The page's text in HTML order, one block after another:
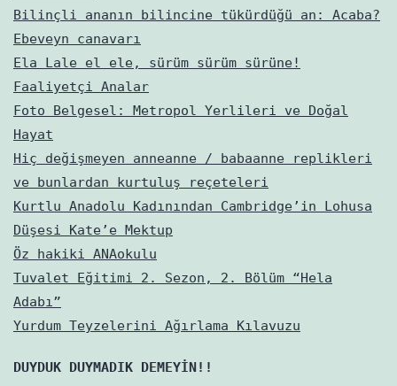
Bilinçli ananın bilincine tükürdüğü an: Acaba?
Ebeveyn canavarı
Ela Lale el ele, sürüm sürüm sürüne!
Faaliyetçi Analar
Foto Belgesel: Metropol Yerlileri ve Doğal
Hayat
Hiç değişmeyen anneanne / babaanne replikleri
ve bunlardan kurtuluş reçeteleri
Kurtlu Anadolu Kadınından Cambridge’in Lohusa
Düşesi Kate’e Mektup
Öz hakiki ANAokulu
Tuvalet Eğitimi 2. Sezon, 2. Bölüm “Hela
Adabı”
Yurdum Teyzelerini Ağırlama Kılavuzu
DUYDUK DUYMADIK DEMEYİN!!